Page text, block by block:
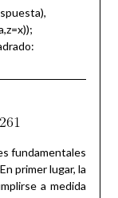
fundamentales
primer lugar, la
a medida